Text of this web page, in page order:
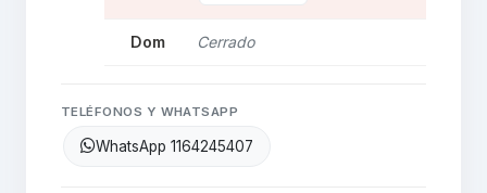
Dom Cerrado
TELÉFONOS Y WHATSAPP
WhatsApp 1164245407